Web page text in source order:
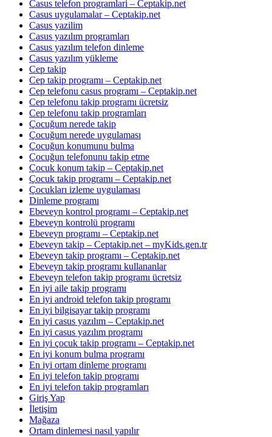
Casus telefon programlari – Ceptakip.net
Casus uygulamalar – Ceptakip.net
Casus yazilim
Casus yazılım programları
Casus yazılım telefon dinleme
Casus yazılım yükleme
Cep takip
Cep takip programı – Ceptakip.net
Cep telefonu casus programı – Ceptakip.net
Cep telefonu takip programı ücretsiz
Cep telefonu takip programları
Çocuğum nerede takip
Çocuğum nerede uygulaması
Çocuğun konumunu bulma
Çocuğun telefonunu takip etme
Çocuk konum takip – Ceptakip.net
Çocuk takip programı – Ceptakip.net
Çocukları izleme uygulaması
Dinleme programı
Ebeveyn kontrol programı – Ceptakip.net
Ebeveyn kontrolü programı
Ebeveyn programı – Ceptakip.net
Ebeveyn takip – Ceptakip.net – myKids.gen.tr
Ebeveyn takip programı – Ceptakip.net
Ebeveyn takip programı kullananlar
Ebeveyn telefon takip programı ücretsiz
En iyi aile takip programı
En iyi android telefon takip programı
En iyi bilgisayar takip programı
En iyi casus yazılım – Ceptakip.net
En iyi casus yazılım programı
En iyi çocuk takip programı – Ceptakip.net
En iyi konum bulma programı
En iyi ortam dinleme programı
En iyi telefon takip programı
En iyi telefon takip programları
Giriş Yap
İletişim
Mağaza
Ortam dinlemesi nasıl yapılır